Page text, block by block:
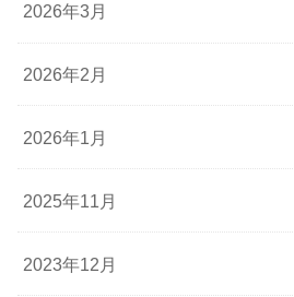
2026年3月
2026年2月
2026年1月
2025年11月
2023年12月